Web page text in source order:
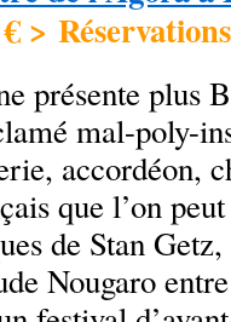
>
présente plus
mal-poly-
accordéon,
que l’on
de Stan
Nougaro